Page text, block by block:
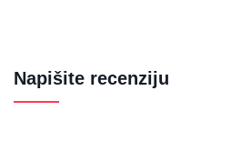
Napišite recenziju